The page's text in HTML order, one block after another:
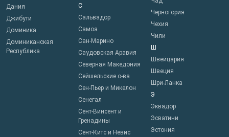
Дания
Джибути
Доминика
Доминиканская
Республика
С
Сальвадор
Самоа
Сан-Марино
Саудовская Аравия
Северная Македония
Сейшельские о-ва
Сен-Пьер и Микелон
Сенегал
Сент-Винсент и
Гренадины
Сент-Китс и Невис
Черногория
Чехия
Чили
Ш
Швейцария
Швеция
Шри-Ланка
Э
Эквадор
Эсватини
Эстония